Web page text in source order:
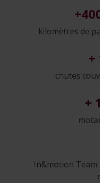
kilomètres de
+
chutes
+
In&motion Team